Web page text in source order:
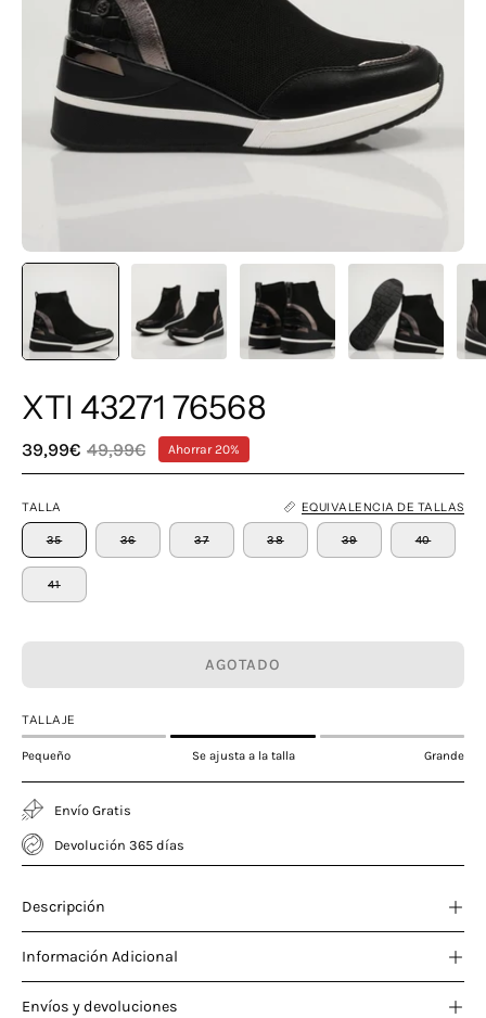
XTI 43271 76568
39,99€ 49,99€ Ahorrar20%
TALLA EQUIVALENCIA DE TALLAS
35 36 37 38 39 40
41
AGOTADO
TALLAJE
Pequeño Se ajusta a la talla Grande
Envío Gratis
Devolución 365 días
Descripción
Información Adicional
Envíos y devoluciones